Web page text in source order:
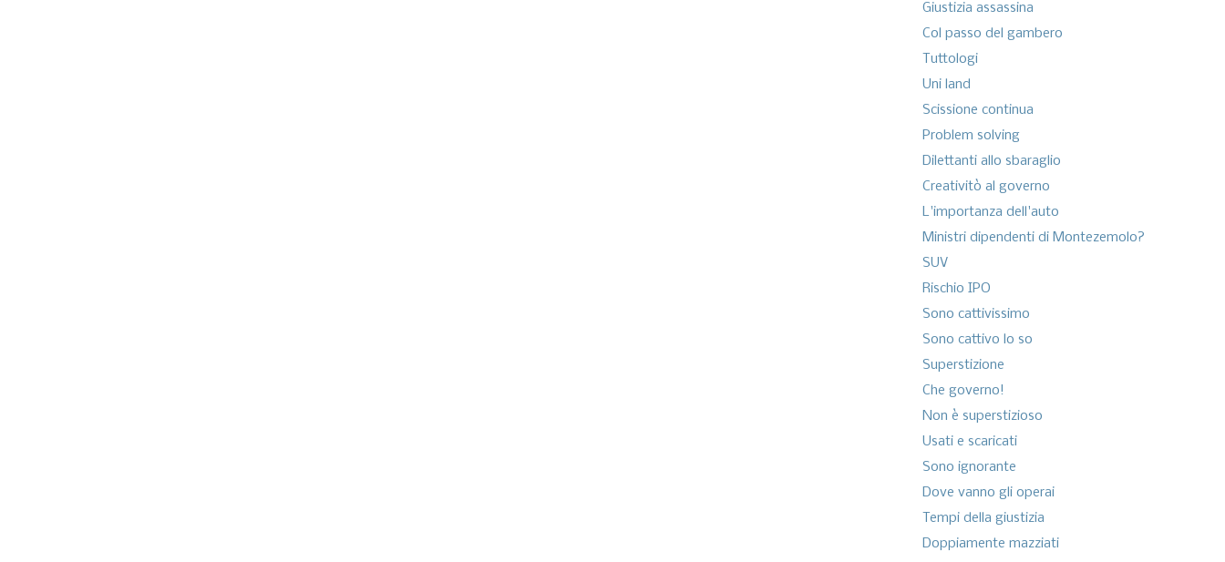
Giustizia assassina
Col passo del gambero
Tuttologi
Uni land
Scissione continua
Problem solving
Dilettanti allo sbaraglio
Creativitò al governo
L'importanza dell'auto
Ministri dipendenti di Montezemolo?
SUV
Rischio IPO
Sono cattivissimo
Sono cattivo lo so
Superstizione
Che governo!
Non è superstizioso
Usati e scaricati
Sono ignorante
Dove vanno gli operai
Tempi della giustizia
Doppiamente mazziati